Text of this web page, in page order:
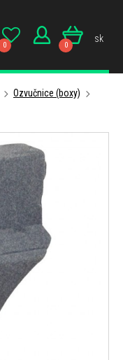
0 0
sk
Ozvučnice (boxy)